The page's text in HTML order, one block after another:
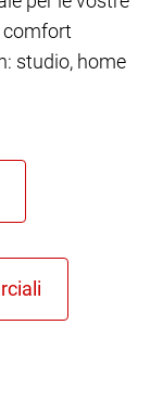
comfort
studio, home